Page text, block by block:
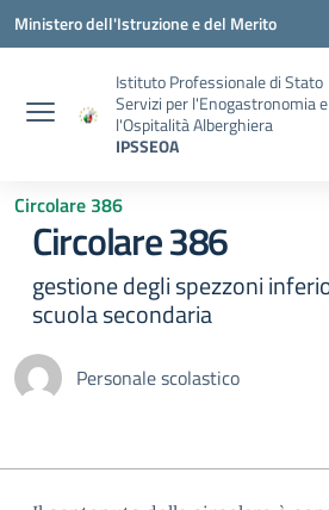
Vai ai contenuti
Vai al menu di navigazione
Vai al footer
Ministero dell'Istruzione e del Merito
Istituto Professionale di Stato
Servizi per l'Enogastronomia e
l'Ospitalità Alberghiera
IPSSEOA
Circolare 386
Circolare 386
gestione degli spezzoni
scuola secondaria
Personale scolastico